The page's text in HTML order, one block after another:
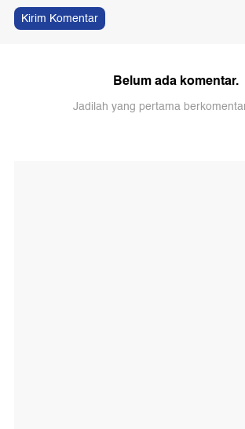
Kirim Komentar
Belum ada komentar.
Jadilah yang pertama